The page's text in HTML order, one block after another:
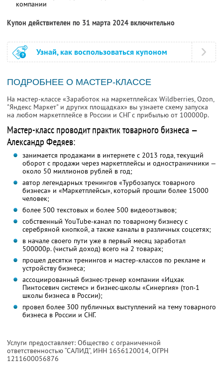
компании
Купон действителен по 31 марта 2024 включительно
Узнай, как воспользоваться купоном
ПОДРОБНЕЕ О МАСТЕР-КЛАССЕ
На мастер-классе «Заработок на маркетплейсах Wildberries, Ozon,
"Яндекс Маркет" и других площадках» вы узнаете схему запуска
на любом маркетплейсе в России и СНГ с прибылью от 100000р.
Мастер-класс проводит практик товарного бизнеса —
Александр Федяев:
занимается продажами в интернете с 2013 года, текущий
оборот с продажи через маркетплейсы и одностраничники —
около 50 миллионов рублей в год;
автор легендарных тренингов «Турбозапуск товарного
бизнеса» и «Маркетплейсы», который прошли более 15000
человек;
более 500 текстовых и более 500 видеоотзывов;
собственный YouTube-канал по товарному бизнесу с
серебряной кнопкой, а также каналы в различных соцсетях;
в начале своего пути уже в первый месяц заработал
500000р. (чистый доход) всего на 2 товарах;
прошел десятки тренингов и мастер-классов по рекламе и
устройству бизнеса;
ассоциированный бизнес-тренер компании «Ицхак
Пинтосевич системс» и бизнес-школы «Синергия» (топ-1
школы бизнеса в России);
провел более 300 публичных выступлений на тему товарного
бизнеса в России и СНГ.
Услуги предоставляет: Общество с ограниченной
ответственностью “САЛИД”, ИНН 1656120014, ОГРН
1211600056876